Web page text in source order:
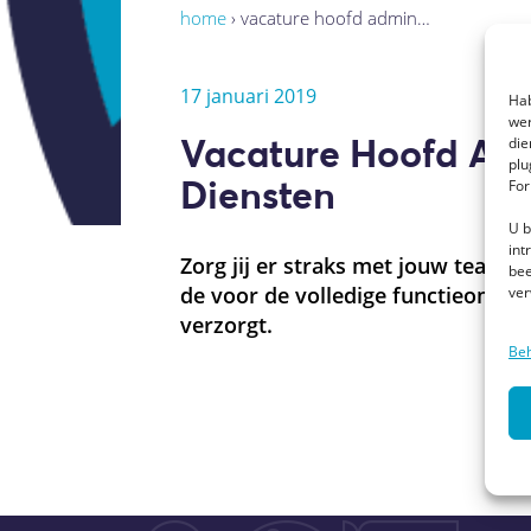
U
home › vacature hoofd admin…
17 januari 2019
Vacature Hoofd
Diensten
Zorg jij er straks met jouw team
de voor de volledige
verzorgt.